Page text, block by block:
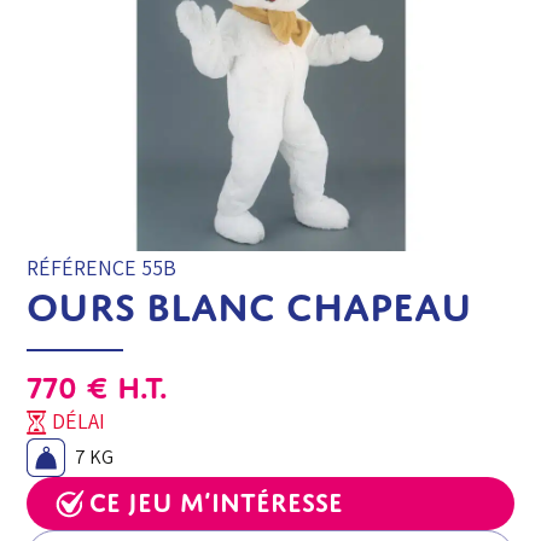
RÉFÉRENCE 55B
OURS BLANC CHAPEAU
770 € H.T.
DÉLAI
7 KG
Ce jeu m’intéresse